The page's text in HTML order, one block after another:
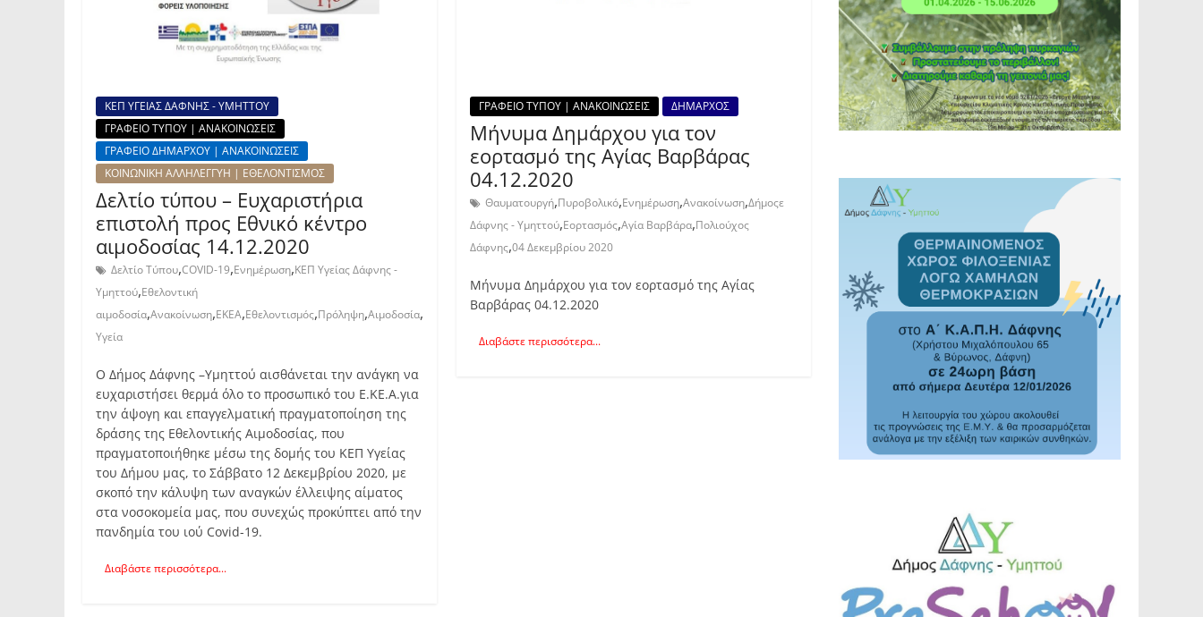
ΚΕΠ ΥΓΕΙΑΣ ΔΑΦΝΗΣ - ΥΜΗΤΤΟΥ
ΓΡΑΦΕΙΟ ΤΥΠΟΥ | ΑΝΑΚΟΙΝΩΣΕΙΣ
ΓΡΑΦΕΙΟ ΔΗΜΑΡΧΟΥ | ΑΝΑΚΟΙΝΩΣΕΙΣ
ΚΟΙΝΩΝΙΚΗ ΑΛΛΗΛΕΓΓΥΗ | ΕΘΕΛΟΝΤΙΣΜΟΣ
Δελτίο τύπου – Ευχαριστήρια
επιστολή προς Εθνικό κέντρο
αιμοδοσίας 14.12.2020
Δελτίο Τύπου,COVID-19,Ενημέρωση,ΚΕΠ Υγείας Δάφνης -
Υμηττού,Εθελοντική
αιμοδοσία,Ανακοίνωση,EKEA,Εθελοντισμός,Πρόληψη,Αιμοδοσία,
Υγεία
Ο Δήμος Δάφνης –Υμηττού αισθάνεται την ανάγκη να
ευχαριστήσει θερμά όλο το προσωπικό του Ε.ΚΕ.Α.για
την άψογη και επαγγελματική πραγματοποίηση της
δράσης της Εθελοντικής Αιμοδοσίας, που
πραγματοποιήθηκε μέσω της δομής του ΚΕΠ Υγείας
του Δήμου μας, το Σάββατο 12 Δεκεμβρίου 2020, με
σκοπό την κάλυψη των αναγκών έλλειψης αίματος
στα νοσοκομεία μας, που συνεχώς προκύπτει από την
πανδημία του ιού Covid-19.
Διαβάστε περισσότερα...
ΓΡΑΦΕΙΟ ΤΥΠΟΥ | ΑΝΑΚΟΙΝΩΣΕΙΣ ΔΗΜΑΡΧΟΣ
Μήνυμα Δημάρχου για τον
εορτασμό της Αγίας Βαρβάρας
04.12.2020
Θαυματουργή,Πυροβολικό,Ενημέρωση,Ανακοίνωση,Δήμοςε
Δάφνης - Υμηττού,Εορτασμός,Αγία Βαρβάρα,Πολιούχος
Δάφνης,04 Δεκεμβρίου 2020
Μήνυμα Δημάρχου για τον εορτασμό της Αγίας
Βαρβάρας 04.12.2020
Διαβάστε περισσότερα...